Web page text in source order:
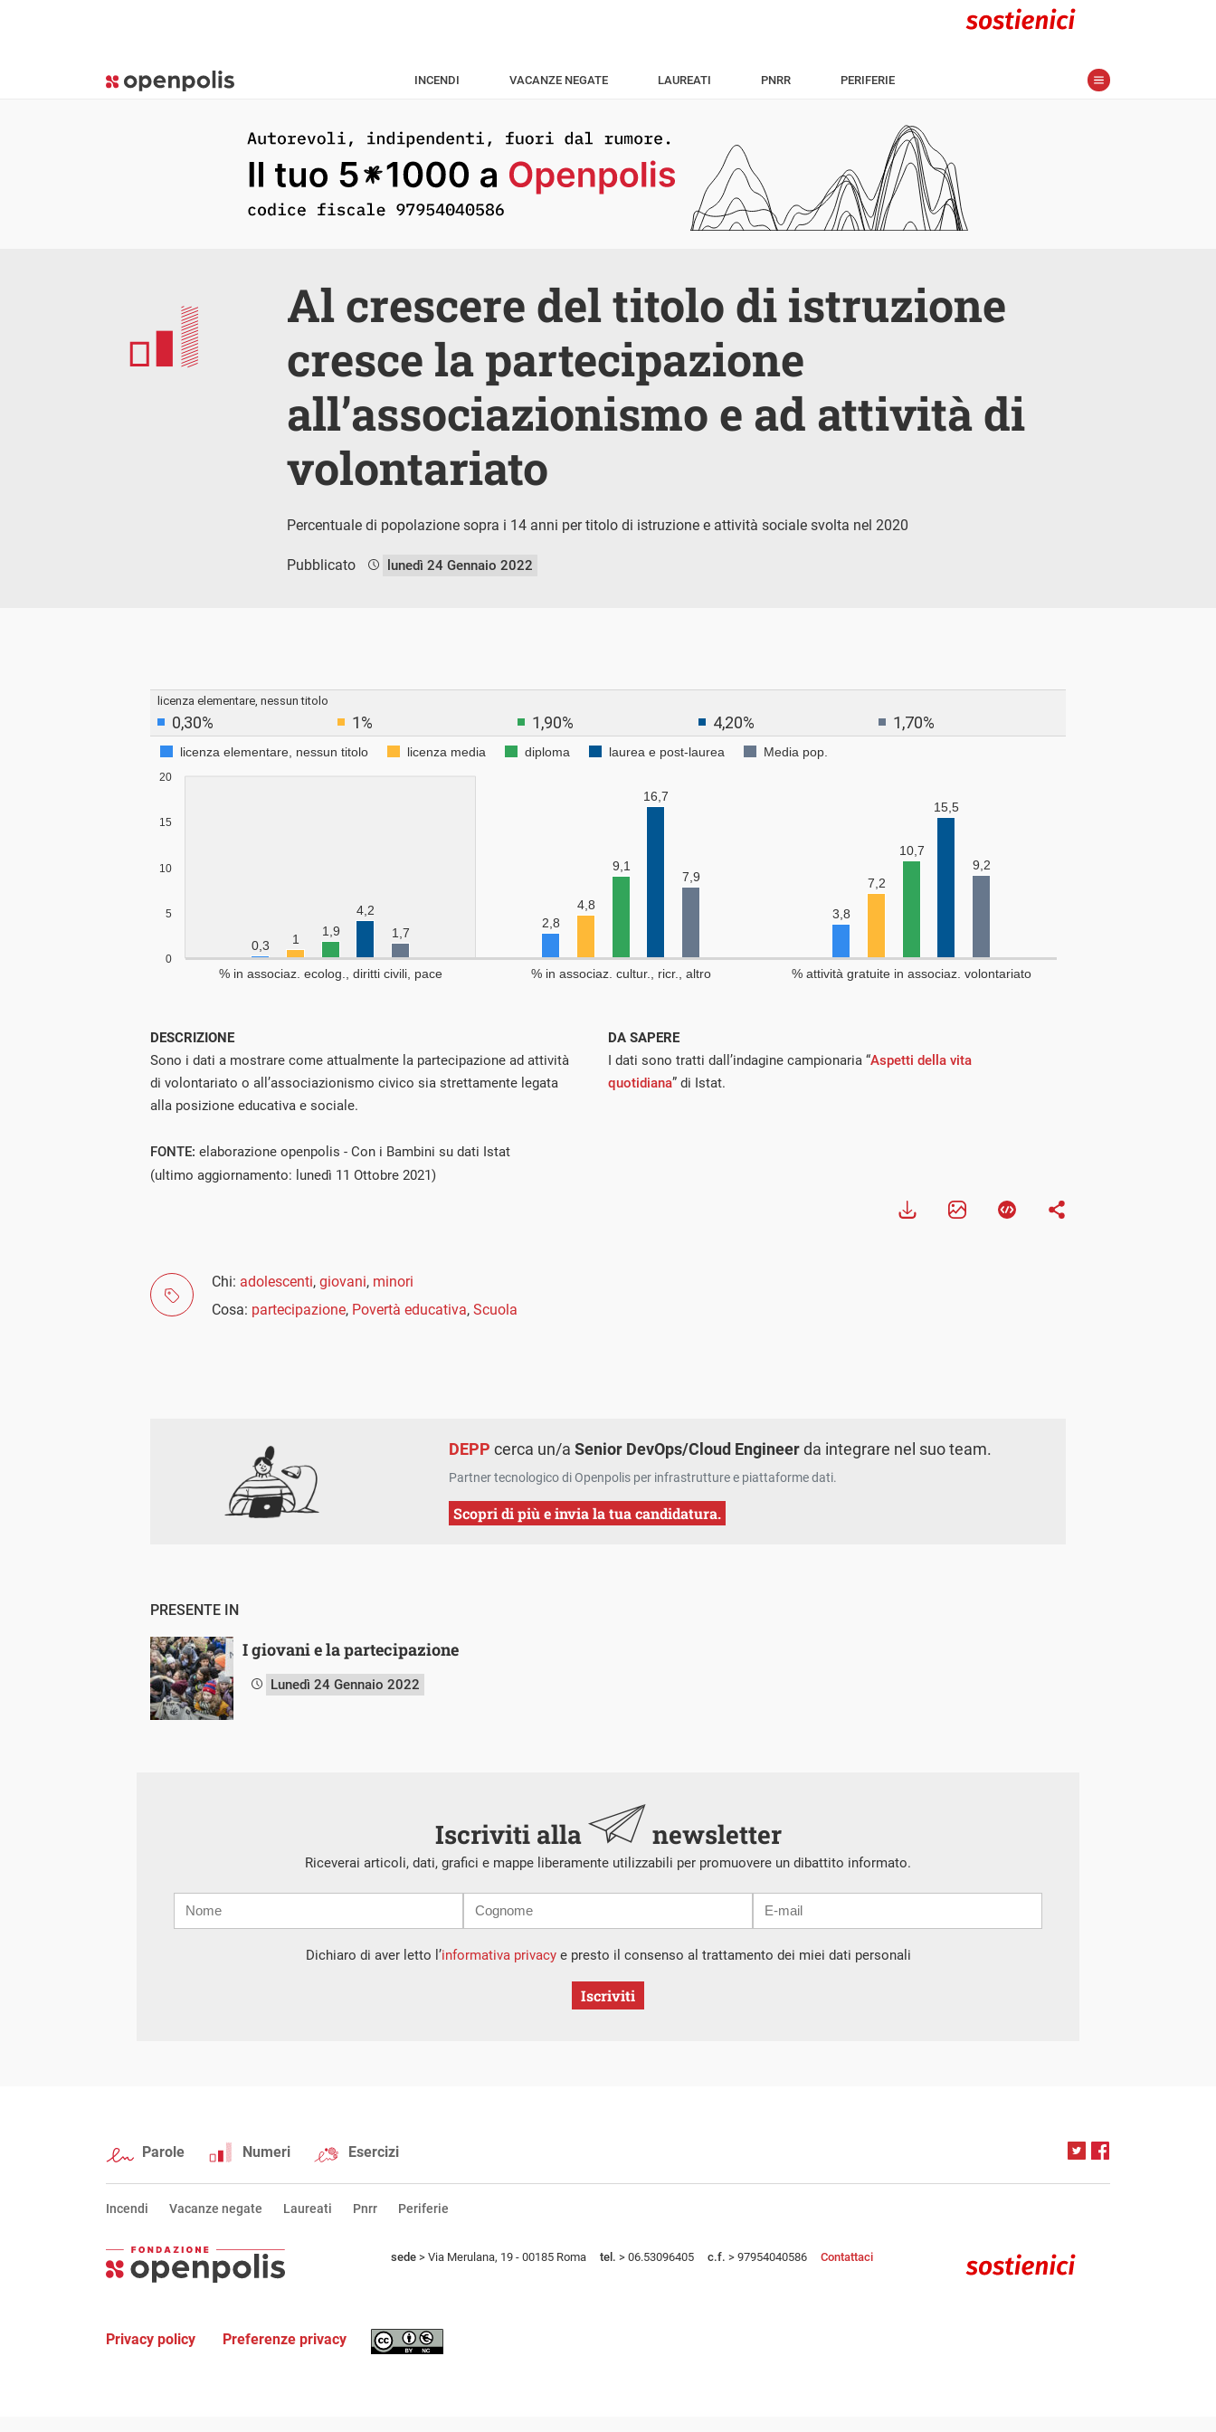
INCENDI VACANZE NEGATE LAUREATI PNRR PERIFERIE
Al crescere del titolo di istruzione
cresce la partecipazione
all’associazionismo e ad attività di
volontariato
Percentuale di popolazione sopra i 14 anni per titolo di istruzione e attività sociale svolta nel 2020
Pubblicato lunedì 24 Gennaio 2022
DESCRIZIONE
Sono i dati a mostrare come attualmente la partecipazione ad attività
di volontariato o all’associazionismo civico sia strettamente legata
alla posizione educativa e sociale.
DA SAPERE
I dati sono tratti dall’indagine campionaria “Aspetti della vita
quotidiana” di Istat.
FONTE: elaborazione openpolis - Con i Bambini su dati Istat
(ultimo aggiornamento: lunedì 11 Ottobre 2021)
Chi: adolescenti, giovani, minori
Cosa: partecipazione, Povertà educativa, Scuola
DEPP cerca un/aSenior DevOps/Cloud Engineerda integrare nel suo team.
Partner tecnologico di Openpolis per infrastrutture e piattaforme dati.
Scopri di più e invia la tua candidatura.
PRESENTE IN
I giovani e la partecipazione
Lunedì 24 Gennaio 2022
Iscriviti alla newsletter
Riceverai articoli, dati, grafici e mappe liberamente utilizzabili per promuovere un dibattito informato.
mail
Dichiaro di aver letto l’informativa privacye presto il consenso al trattamento dei miei dati personali
Iscriviti
Parole Numeri Esercizi
Incendi Vacanze negate Laureati Pnrr Periferie
sede > Via Merulana, 19 - 00185 Roma tel. > 06.53096405 c.f. > 97954040586 Contattaci
Privacy policy Preferenze privacy